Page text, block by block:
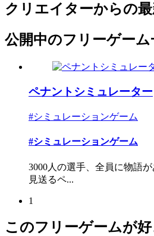
クリエイターからの
公開中のフリーゲーム
ペナントシミュレーター
#シミュレーションゲーム
#シミュレーションゲーム
3000人の選手、全員に物語
見送るペ...
1
このフリーゲームが